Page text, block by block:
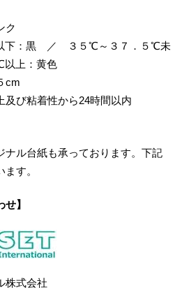
ク
下：黒 ／ ３５℃～３７．５℃未
上：黄色
cm
及び粘着性から24時間以内
ナル台紙も承っております。下記
す。
】
株式会社